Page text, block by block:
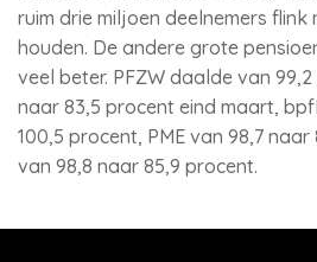
ruim drie miljoen deelnemers flink
houden. De andere grote
veel beter. PFZW daalde van
naar 83,5 procent eind maart,
100,5 procent, PME van 98,7
van 98,8 naar 85,9 procent.